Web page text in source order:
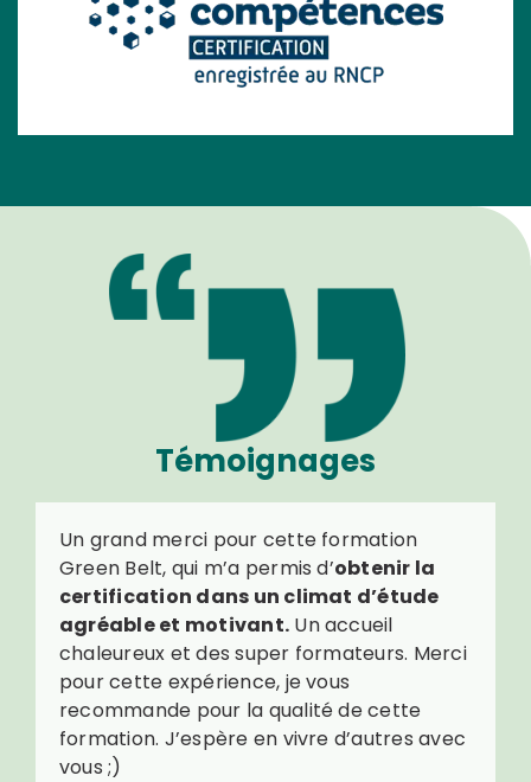
Témoignages
Un grand merci pour cette formation
Green Belt, qui m’a permis d’obtenir la
certification dans un climat d’étude
agréable et motivant. Un accueil
chaleureux et des super formateurs. Merci
pour cette expérience, je vous
recommande pour la qualité de cette
formation. J’espère en vivre d’autres avec
vous ;)